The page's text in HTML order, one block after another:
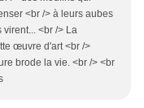
<br /> à leurs aubes
<br /> La
œuvre d'art <br />
brode la vie. <br /> <br